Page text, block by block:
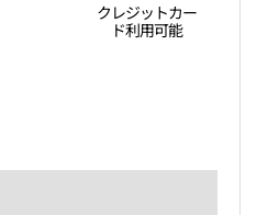
クレジットカー
ド利用可能